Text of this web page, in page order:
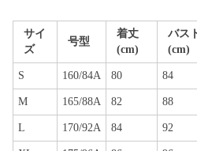
サイ
ズ
号型
着丈
(cm)
バス
(cm)
S 160/84A 80 84
M 165/88A 82 88
L 170/92A 84 92